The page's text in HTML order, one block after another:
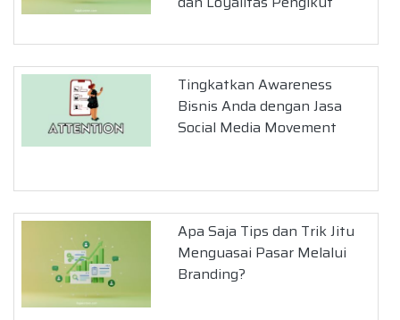
Tingkatkan Awareness
Bisnis Anda dengan Jasa
Social Media Movement
Apa Saja Tips dan Trik Jitu
Menguasai Pasar Melalui
Branding?